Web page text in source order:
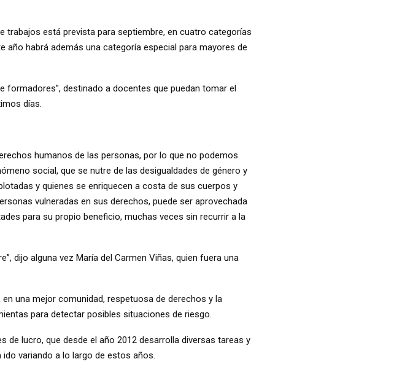
trabajos está prevista para septiembre, en cuatro categorías
año habrá además una categoría especial para mayores de
destinado a docentes que puedan tomar el
días.
humanos de las personas, por lo que no podemos
social, que se nutre de las desigualdades de género y
y quienes se enriquecen a costa de sus cuerpos y
vulneradas en sus derechos, puede ser aprovechada
para su propio beneficio, muchas veces sin recurrir a la
dijo alguna vez María del Carmen Viñas, quien fuera una
una mejor comunidad, respetuosa de derechos y la
para detectar posibles situaciones de riesgo.
de lucro, que desde el año 2012 desarrolla diversas tareas y
variando a lo largo de estos años.